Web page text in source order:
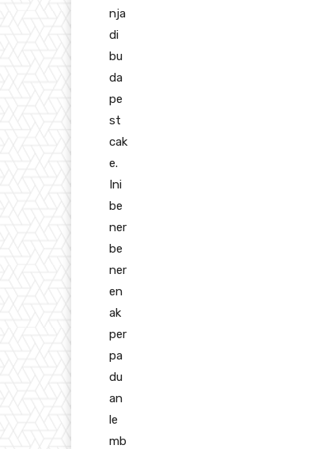
nja
di
bu
da
pe
st
cak
e.
Ini
be
ner
be
ner
en
ak
per
pa
du
an
le
mb